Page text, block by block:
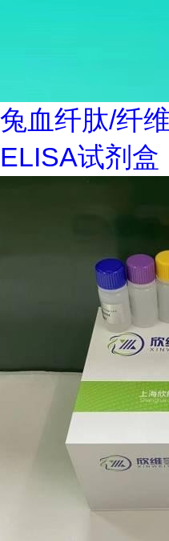
兔血纤肽/纤
ELISA试剂盒